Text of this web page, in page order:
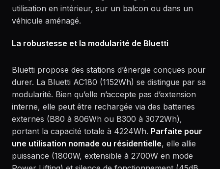
utilisation en intérieur, sur un balcon ou dans un
véhicule aménagé.
La robustesse et la modularité de Bluetti
Bluetti propose des stations d’énergie conçues pour
durer. La Bluetti AC180 (1152Wh) se distingue par sa
modularité. Bien qu’elle n’accepte pas d’extension
interne, elle peut être rechargée via des batteries
externes (B80 à 806Wh ou B300 à 3072Wh),
portant la capacité totale à 4224Wh. Parfaite pour
une utilisation nomade ou résidentielle, elle allie
puissance (1800W, extensible à 2700W en mode